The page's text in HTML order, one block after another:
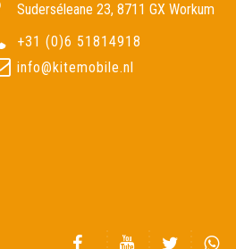
Suderséleane 23, 8711 GX Workum
+31 (0)6 51814918
info@kitemobile.nl